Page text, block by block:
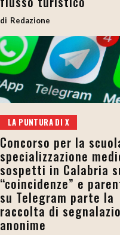
Redazione
LA PUNTURA DI X
Concorso per la
specializzazione
sospetti in Calabria
“coincidenze” e
su Telegram parte la
raccolta di
anonime